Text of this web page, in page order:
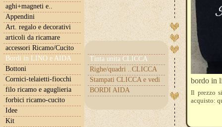
aghi+magneti e..
Appendini
Art. regalo e decorativi
articoli da ricamare
accessori Ricamo/Cucito
Bordi in LINO e AIDA
Tinta unita CLICCA
Righe/quadri ..CLICCA
Stampati CLICCA e vedi
BORDI AIDA
Bottoni
Cornici-telaietti-fiocchi
filo ricamo e aguglieria
forbici ricamo-cucito
Idee
Kit
bordo in
Il prezzo
acquisto: